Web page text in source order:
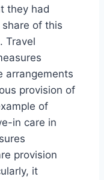
they had
share of this
Travel
arrangements
provision of
of
in care in
provision
it